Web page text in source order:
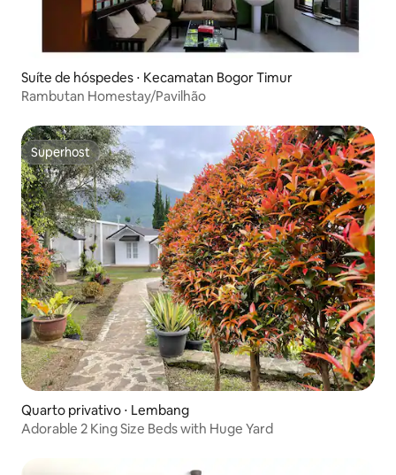
Suíte de hóspedes ⋅ Kecamatan Bogor Timur
Rambutan Homestay/Pavilhão
Superhost
Superhost
Quarto privativo ⋅ Lembang
Adorable 2 King Size Beds with Huge Yard